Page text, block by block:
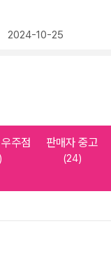
2024-10-25
주점 판매자 중고
(24)